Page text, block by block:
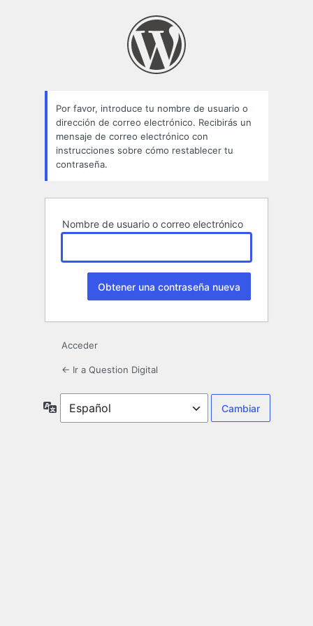
Por favor, introduce tu nombre de usuario o
dirección de correo electrónico. Recibirás un
mensaje de correo electrónico con
instrucciones sobre cómo restablecer tu
contraseña.
Nombre de usuario o correo electrónico
Acceder
← Ir a Question Digital
Idioma